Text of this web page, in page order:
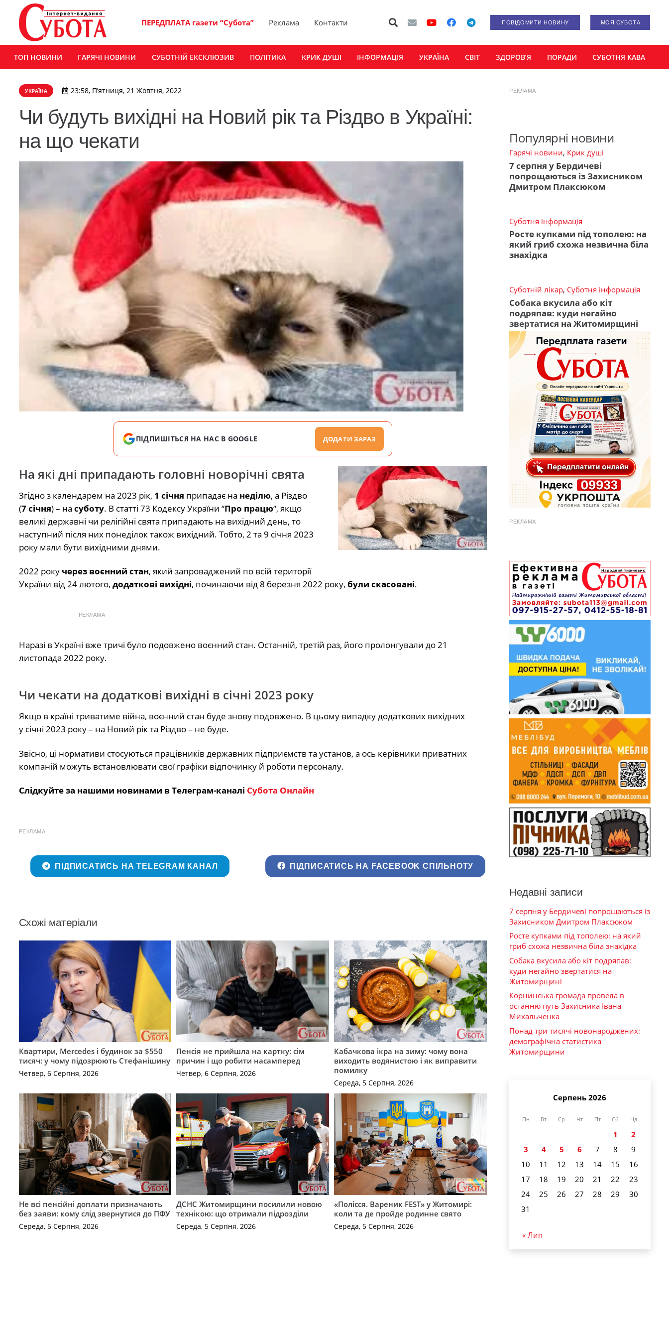
ПЕРЕДПЛАТА газети “Субота” Реклама Контакти ПОВІДОМИТИ НОВИНУ МОЯ СУБОТА
ТОП НОВИНИ ГАРЯЧІ НОВИНИ СУБОТНІЙ ЕКСКЛЮЗИВ ПОЛІТИКА КРИК ДУШІ ІНФОРМАЦІЯ УКРАЇНА СВІТ ЗДОРОВ’Я ПОРАДИ СУБОТНЯ КАВА
УКРАЇНА 23:58, П’ятниця, 21 Жовтня, 2022
Чи будуть вихідні на Новий рік та Різдво в Україні:
на що чекати
ПІДПИШІТЬСЯ НА НАС В GOOGLE ДОДАТИ ЗАРАЗ
На які дні припадають головні новорічні свята
Згідно з календарем на 2023 рік, 1 січня припадає на неділю, а Різдво
(7 січня) – на суботу. В статті 73 Кодексу України “Про працю“, якщо
великі державні чи релігійні свята припадають на вихідний день, то
наступний після них понеділок також вихідний. Тобто, 2 та 9 січня 2023
року мали бути вихідними днями.
2022 року через воєнний стан, який запроваджений по всій території
України від 24 лютого, додаткові вихідні, починаючи від 8 березня 2022 року, були скасовані.
РЕКЛАМА
Наразі в Україні вже тричі було подовжено воєнний стан. Останній, третій раз, його пролонгували до 21
листопада 2022 року.
Чи чекати на додаткові вихідні в січні 2023 року
Якщо в країні триватиме війна, воєнний стан буде знову подовжено. В цьому випадку додаткових вихідних
у січні 2023 року – на Новий рік та Різдво – не буде.
Звісно, ці нормативи стосуються працівників державних підприємств та установ, а ось керівники приватних
компаній можуть встановлювати свої графіки відпочинку й роботи персоналу.
Слідкуйте за нашими новинами в Телеграм-каналі Субота Онлайн
РЕКЛАМА
ПІДПИСАТИСЬ НА TELEGRAM КАНАЛ ПІДПИСАТИСЬ НА FACEBOOK СПІЛЬНОТУ
Схожі матеріали
Квартири, Mercedes і будинок за $550
тисяч: у чому підозрюють Стефанішину
Четвер, 6 Серпня, 2026
Пенсія не прийшла на картку: сім
причин і що робити насамперед
Четвер, 6 Серпня, 2026
Кабачкова ікра на зиму: чому вона
виходить водянистою і як виправити
помилку
Середа, 5 Серпня, 2026
Не всі пенсійні доплати призначають
без заяви: кому слід звернутися до ПФУ
Середа, 5 Серпня, 2026
ДСНС Житомирщини посилили новою
технікою: що отримали підрозділи
Середа, 5 Серпня, 2026
«Полісся. Вареник FEST» у Житомирі:
коли та де пройде родинне свято
Середа, 5 Серпня, 2026
РЕКЛАМА
Популярні новини
Гарячі новини, Крик душі
7 серпня у Бердичеві
попрощаються із Захисником
Дмитром Плаксюком
Суботня інформація
Росте купками під тополею: на
який гриб схожа незвична біла
знахідка
Суботній лікар, Суботня інформація
Собака вкусила або кіт
подряпав: куди негайно
звертатися на Житомирщині
РЕКЛАМА
Недавні записи
7 серпня у Бердичеві попрощаються із
Захисником Дмитром Плаксюком
Росте купками під тополею: на який
гриб схожа незвична біла знахідка
Собака вкусила або кіт подряпав:
куди негайно звертатися на
Житомирщині
Корнинська громада провела в
останню путь Захисника Івана
Михальченка
Понад три тисячі новонароджених:
демографічна статистика
Житомирщини
Серпень 2026
Пн Вт Ср Чт Пт Сб Нд
1
2
3
4 5 6 7 8
9
10
11 12 13 14 15
16
17
18 19 20 21 22
23
24
25 26 27 28 29
30
31
« Лип